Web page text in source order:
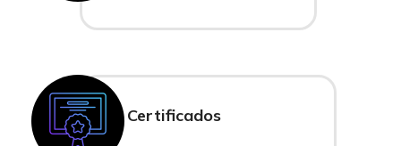
Certificados